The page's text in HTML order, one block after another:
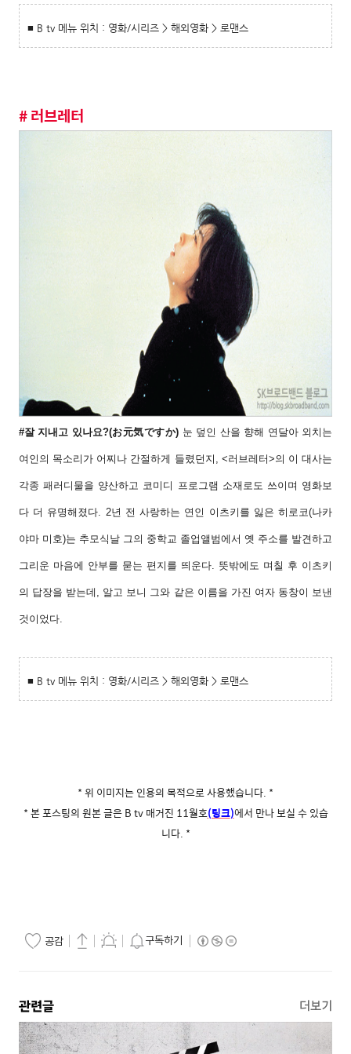
■ B tv 메뉴 위치 : 영화/시리즈 > 해외영화 > 로맨스
# 러브레터
#잘 지내고 있나요?(お元気ですか) 눈 덮인 산을 향해 연달아 외치는
여인의 목소리가 어찌나 간절하게 들렸던지, <러브레터>의 이 대사는
각종 패러디물을 양산하고 코미디 프로그램 소재 로도 쓰이며 영화보
다 더 유명해졌다. 2년 전 사랑하는 연인 이츠키를 잃은 히로코(나카
야마 미호)는 추모식날 그의 중학교 졸업앨범에서 옛 주소를 발견하고
그리운 마음에 안부를 묻는 편 지를 띄운다. 뜻밖에도 며칠 후 이츠키
의 답장을 받는데, 알고 보니 그와 같은 이름을 가진 여 자 동창이 보낸
것이었다.
■ B tv 메뉴 위치 : 영화/시리즈 > 해외영화 > 로맨스
* 위 이미지는 인용의 목적으로 사용했습니다. *
* 본 포스팅의 원본 글은 B tv 매거진 11월호(링크)에서 만나 보실 수 있습
니다. *
공감 구독하기
관련글 더보기